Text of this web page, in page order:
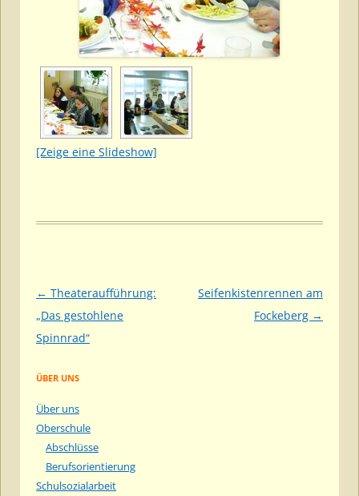
[Zeige eine Slideshow]
Beitragsnavigation
← Theateraufführung:
„Das gestohlene
Spinnrad“
Seifenkistenrennen am
Fockeberg →
ÜBER UNS
Über uns
Oberschule
Abschlüsse
Berufsorientierung
Schulsozialarbeit